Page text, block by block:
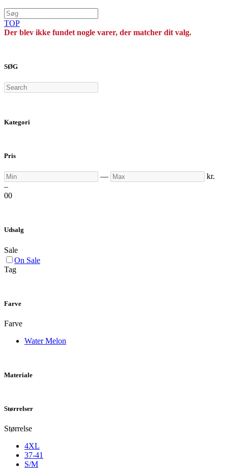
TOP
Der blev ikke fundet nogle varer, der matcher dit valg.
SØG
Search
Kategori
Pris
Min — Max
kr.
–
00
Udsalg
Sale
On Sale
Tag
Farve
Farve
Water Melon
Materiale
Størrelser
Størrelse
4XL
37-41
S/M